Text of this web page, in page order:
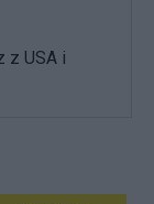
z USA i